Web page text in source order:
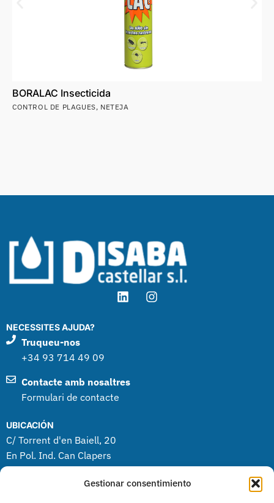
Gestionar consentimiento
BORALAC Insecticida
CONTROL DE PLAGUES, NETEJA
NECESSITES AJUDA?
Truqueu-nos
+34 93 714 49 09
Contacte amb nosaltres
Formulari de contacte
UBICACIÓN
C/ Torrent d'en Baiell, 20
En Pol. Ind. Can Clapers
08181 Sentmenat (BCN)